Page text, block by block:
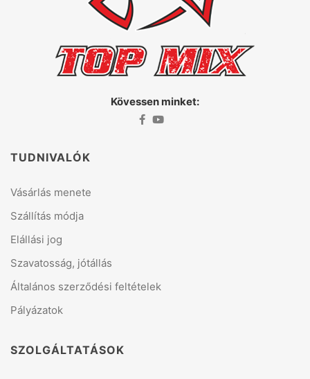
Kövessen minket:
TUDNIVALÓK
Vásárlás menete
Szállítás módja
Elállási jog
Szavatosság, jótállás
Általános szerződési feltételek
Pályázatok
SZOLGÁLTATÁSOK